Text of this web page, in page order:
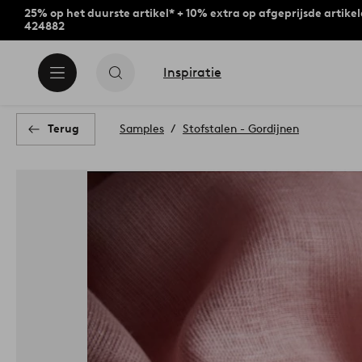
25% op het duurste artikel* + 10% extra op afgeprijsde
424882
Inspiratie
Terug Samples Stofstalen - Gordijnen